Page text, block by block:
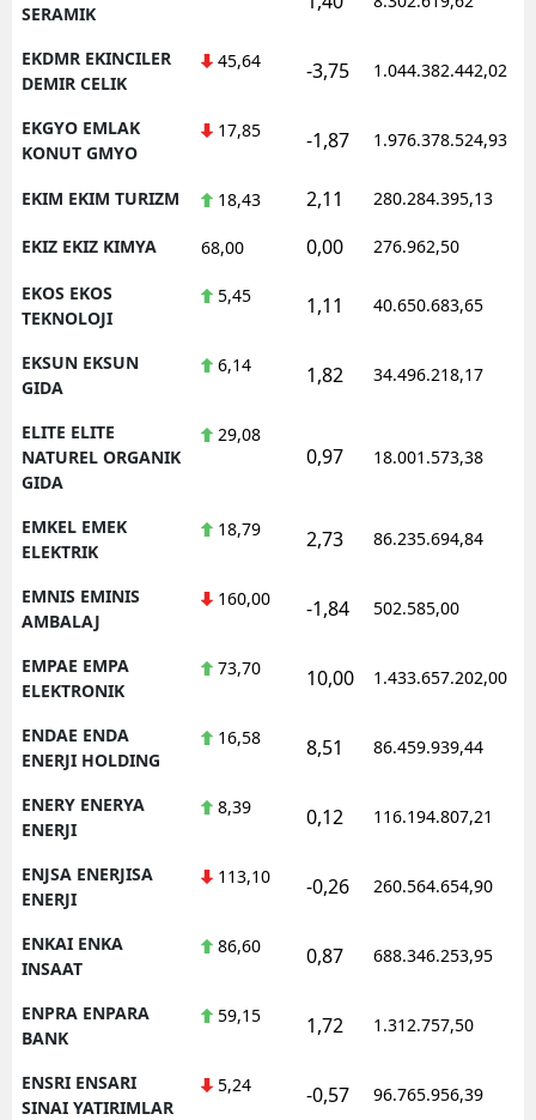
SERAMIK
EKDMR EKINCILER
DEMIR CELIK
45,64 -3,75 1.044.382.442,02
EKGYO EMLAK
KONUT GMYO
17,85 -1,87 1.976.378.524,93
EKIM EKIM TURIZM 18,43 2,11 280.284.395,13
EKIZ EKIZ KIMYA 68,00 0,00 276.962,50
EKOS EKOS
TEKNOLOJI
5,45 1,11 40.650.683,65
EKSUN EKSUN
GIDA
6,14 1,82 34.496.218,17
ELITE ELITE
NATUREL ORGANIK
GIDA
29,08
0,97 18.001.573,38
EMKEL EMEK
ELEKTRIK
18,79 2,73 86.235.694,84
EMNIS EMINIS
AMBALAJ
160,00 -1,84 502.585,00
EMPAE EMPA
ELEKTRONIK
73,70 10,00 1.433.657.202,00
ENDAE ENDA
ENERJI HOLDING
16,58 8,51 86.459.939,44
ENERY ENERYA
ENERJI
8,39 0,12 116.194.807,21
ENJSA ENERJISA
ENERJI
113,10 -0,26 260.564.654,90
ENKAI ENKA
INSAAT
86,60 0,87 688.346.253,95
ENPRA ENPARA
BANK
59,15 1,72 1.312.757,50
ENSRI ENSARI
SINAI YATIRIMLAR
5,24 -0,57 96.765.956,39